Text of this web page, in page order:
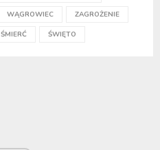
WĄGROWIEC ZAGROŻENIE
ŚMIERĆ ŚWIĘTO